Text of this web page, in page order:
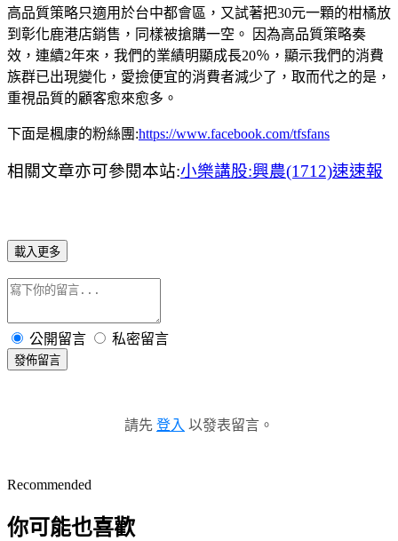
高品質策略只適用於台中都會區，又試著把30元一顆的柑橘放
到彰化鹿港店銷售，同樣被搶購一空。 因為高品質策略奏
效，連續2年來，我們的業績明顯成長20％，顯示我們的消費
族群已出現變化，愛撿便宜的消費者減少了，取而代之的是，
重視品質的顧客愈來愈多。
下面是楓康的粉絲團:https://www.facebook.com/tfsfans
相關文章亦可參閱本站:小樂講股:興農(1712)速速報
載入更多
公開留言 私密留言
發佈留言
請先 登入 以發表留言。
Recommended
你可能也喜歡